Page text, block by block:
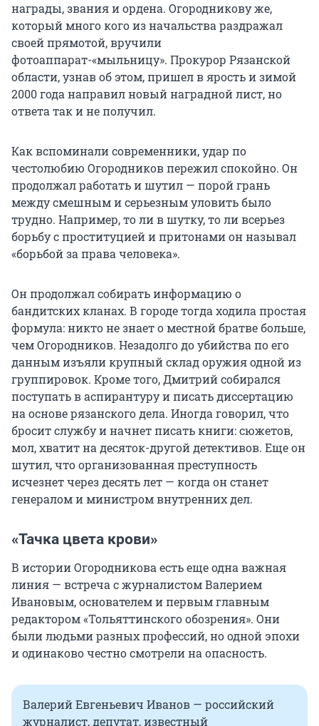
награды, звания и ордена. Огородникову же,
который много кого из начальства раздражал
своей прямотой, вручили
фотоаппарат-«мыльницу». Прокурор Рязанской
области, узнав об этом, пришел в ярость и зимой
2000 года направил новый наградной лист, но
ответа так и не получил.
Как вспоминали современники, удар по
честолюбию Огородников пережил спокойно. Он
продолжал работать и шутил — порой грань
между смешным и серьезным уловить было
трудно. Например, то ли в шутку, то ли всерьез
борьбу с проституцией и притонами он называл
«борьбой за права человека».
Он продолжал собирать информацию о
бандитских кланах. В городе тогда ходила простая
формула: никто не знает о местной братве больше,
чем Огородников. Незадолго до убийства по его
данным изъяли крупный склад оружия одной из
группировок. Кроме того, Дмитрий собирался
поступать в аспирантуру и писать диссертацию
на основе рязанского дела. Иногда говорил, что
бросит службу и начнет писать книги: сюжетов,
мол, хватит на десяток-другой детективов. Еще он
шутил, что организованная преступность
исчезнет через десять лет — когда он станет
генералом и министром внутренних дел.
«Тачка цвета крови»
В истории Огородникова есть еще одна важная
линия — встреча с журналистом Валерием
Ивановым, основателем и первым главным
редактором «Тольяттинского обозрения». Они
были людьми разных профессий, но одной эпохи
и одинаково честно смотрели на опасность.
Валерий Евгеньевич Иванов — российский
журналист, депутат, известный